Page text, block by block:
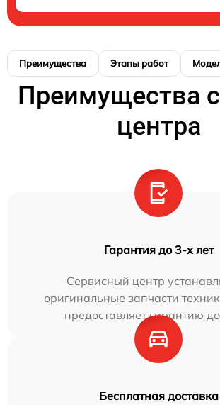
Преимущества Этапы работ
Преимущества
центра
Гарантия до 3-х лет
Сервисный центр
оригинальные запчасти
предоставляет гарантию
Бесплатная доставка